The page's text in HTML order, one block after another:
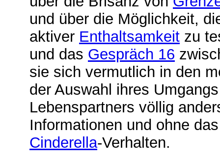
und über die Möglichkeit,
aktiver Enthaltsamkeit zu
und das Gespräch 16
sie sich vermutlich in den
der Auswahl ihres
Lebenspartners völlig
Informationen und ohne
Cinderella-Verhalten.